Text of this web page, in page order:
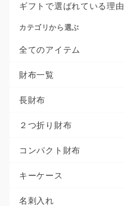
ギフトで選ばれている理由
カテゴリから選ぶ
全てのアイテム
財布一覧
長財布
２つ折り財布
コンパクト財布
キーケース
名刺入れ